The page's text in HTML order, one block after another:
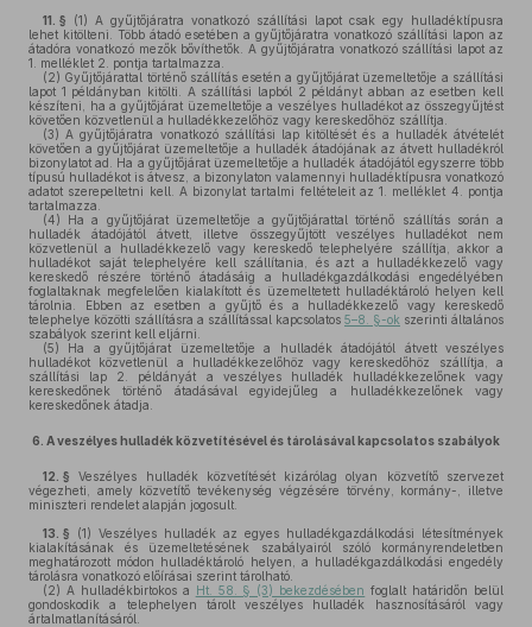
11. § (1) A gyűjtőjáratra vonatkozó szállítási lapot csak egy hulladéktípusra
lehet kitölteni. Több átadó esetében a gyűjtőjáratra vonatkozó szállítási lapon az
átadóra vonatkozó mezők bővíthetők. A gyűjtőjáratra vonatkozó szállítási lapot az
1. melléklet 2. pontja tartalmazza.
(2) Gyűjtőjárattal történő szállítás esetén a gyűjtőjárat üzemeltetője a szállítási
lapot 1 példányban kitölti. A szállítási lapból 2 példányt abban az esetben kell
készíteni, ha a gyűjtőjárat üzemeltetője a veszélyes hulladékot az összegyűjtést
követően közvetlenül a hulladékkezelőhöz vagy kereskedőhöz szállítja.
(3) A gyűjtőjáratra vonatkozó szállítási lap kitöltését és a hulladék átvételét
követően a gyűjtőjárat üzemeltetője a hulladék átadójának az átvett hulladékról
bizonylatot ad. Ha a gyűjtőjárat üzemeltetője a hulladék átadójától egyszerre több
típusú hulladékot is átvesz, a bizonylaton valamennyi hulladéktípusra vonatkozó
adatot szerepeltetni kell. A bizonylat tartalmi feltételeit az 1. melléklet 4. pontja
tartalmazza.
(4) Ha a gyűjtőjárat üzemeltetője a gyűjtőjárattal történő szállítás során a
hulladék átadójától átvett, illetve összegyűjtött veszélyes hulladékot nem
közvetlenül a hulladékkezelő vagy kereskedő telephelyére szállítja, akkor a
hulladékot saját telephelyére kell szállítania, és azt a hulladékkezelő vagy
kereskedő részére történő átadásáig a hulladékgazdálkodási engedélyében
foglaltaknak megfelelően kialakított és üzemeltetett hulladéktároló helyen kell
tárolnia. Ebben az esetben a gyűjtő és a hulladékkezelő vagy kereskedő
telephelye közötti szállításra a szállítással kapcsolatos 5–8. §-ok szerinti általános
szabályok szerint kell eljárni.
(5) Ha a gyűjtőjárat üzemeltetője a hulladék átadójától átvett veszélyes
hulladékot közvetlenül a hulladékkezelőhöz vagy kereskedőhöz szállítja, a
szállítási lap 2. példányát a veszélyes hulladék hulladékkezelőnek vagy
kereskedőnek történő átadásával egyidejűleg a hulladékkezelőnek vagy
kereskedőnek átadja.
6. A veszélyes hulladék közvetítésével és tárolásával kapcsolatos szabályok
12. § Veszélyes hulladék közvetítését kizárólag olyan közvetítő szervezet
végezheti, amely közvetítő tevékenység végzésére törvény, kormány-, illetve
miniszteri rendelet alapján jogosult.
13. § (1) Veszélyes hulladék az egyes hulladékgazdálkodási létesítmények
kialakításának és üzemeltetésének szabályairól szóló kormányrendeletben
meghatározott módon hulladéktároló helyen, a hulladékgazdálkodási engedély
tárolásra vonatkozó előírásai szerint tárolható.
(2) A hulladékbirtokos a Ht. 58. § (3) bekezdésében foglalt határidőn belül
gondoskodik a telephelyen tárolt veszélyes hulladék hasznosításáról vagy
ártalmatlanításáról.